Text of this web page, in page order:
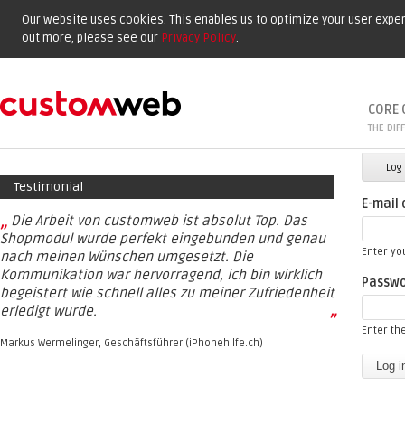
Our website uses cookies. This enables us to optimize your user
out more, please see our Privacy Policy.
CORE
THE
Testimonial
„ Die Arbeit von customweb ist absolut Top. Das
Shopmodul wurde perfekt eingebunden und genau
nach meinen Wünschen umgesetzt. Die
Kommunikation war hervorragend, ich bin wirklich
begeistert wie schnell alles zu meiner Zufriedenheit
erledigt wurde.
”
Markus Wermelinger, Geschäftsführer (iPhonehilfe.ch)
E-mail
Enter
Enter